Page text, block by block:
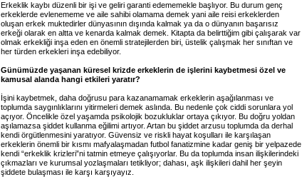
Erkeklik kaybı düzenli bir işi ve geliri garanti edememekle başlıyor. Bu durum genç
erkeklerde evlenememe ve aile sahibi olamama demek yani aile reisi erkeklerden
oluşan erkek muktedirler dünyasının dışında kalmak ya da o dünyanın başarısız
erkeği olarak en altta ve kenarda kalmak demek. Kitapta da belirttiğim gibi çalışarak var
olmak erkekliği inşa eden en önemli stratejilerden biri, üstelik çalışmak her sınıftan ve
her türden erkekleri inşa edebiliyor.
Günümüzde yaşanan küresel krizde erkeklerin de işlerini kaybetmesi özel ve
kamusal alanda hangi etkileri yaratır?
İşini kaybetmek, daha doğrusu para kazanamamak erkeklerin aşağılanması ve
toplumda saygınlıklarını yitirmeleri demek aslında. Bu nedenle çok ciddi sorunlara yol
açıyor. Öncelikle özel yaşamda psikolojik bozukluklar ortaya çıkıyor. Bu doğru yoldan
aşılamazsa şiddet kullanma eğilimi artıyor. Artan bu şiddet arzusu toplumda da derhal
kendi örgütlenmesini yaratıyor. Güvensiz ve riskli hayat koşulları ile karşılaşan
erkeklerin önemli bir kısmı mafyalaşmadan futbol fanatizmine kadar geniş bir yelpazede
kendi “erkeklik krizleri”ni tatmin etmeye çalışıyorlar. Bu da toplumda insan ilişkilerindeki
çıkmazları ve kurumsal yozlaşmaları tetikliyor; dahası, aşk ilişkileri dahil her şeyin
şiddete bulaşması ile karşı karşıyayız.